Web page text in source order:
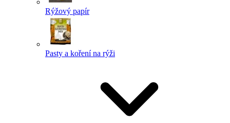
Rýžový papír
Pasty a koření na rýži